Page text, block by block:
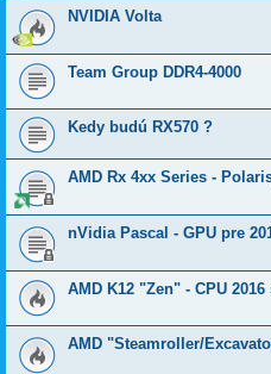
NVIDIA Volta
Team Group DDR4-4000
Kedy budú RX570 ?
AMD Rx 4xx Series -
nVidia Pascal - GPU pre
AMD K12 "Zen" - CPU
AMD "Steamroller/